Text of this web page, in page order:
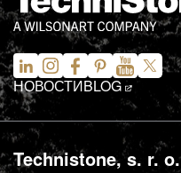
НОВОСТИBLOG
Technistone, s. r. o.